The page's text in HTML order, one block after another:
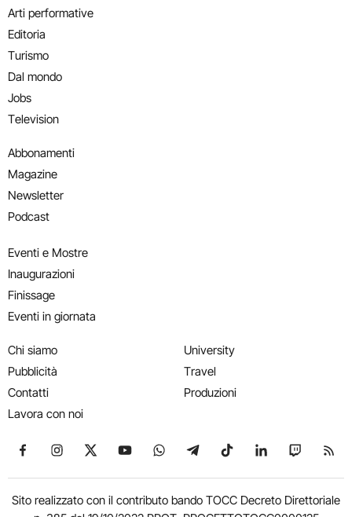
Arti performative
Editoria
Turismo
Dal mondo
Jobs
Television
Abbonamenti
Magazine
Newsletter
Podcast
Eventi e Mostre
Inaugurazioni
Finissage
Eventi in giornata
Chi siamo
Pubblicità
Contatti
Lavora con noi
University
Travel
Produzioni
Seguici su Facebook
Seguici su Instagram
Seguici su X
Seguici su YouTube
Seguici su WhatsApp
Seguici su Telegram
Seguici su TikTok
Seguici su
Seguici
Sito realizzato con il contributo bando TOCC Decreto Direttoriale